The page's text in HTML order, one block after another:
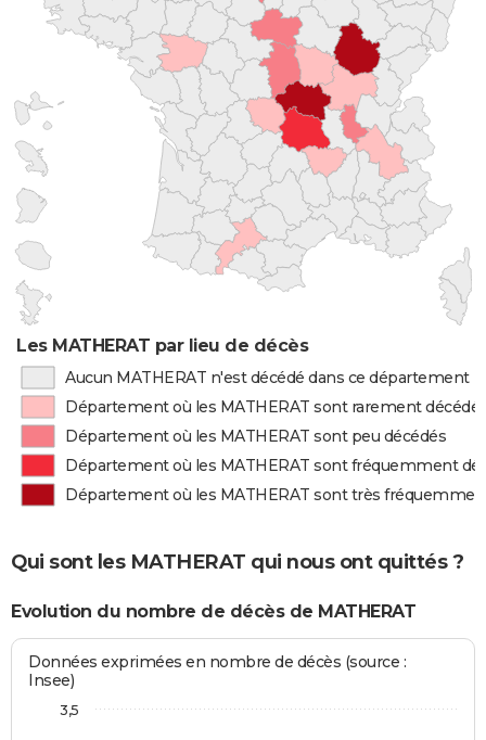
Les MATHERAT par lieu de décès
Aucun MATHERAT n'est décédé dans ce département
Département où les MATHERAT sont rarement
Département où les MATHERAT sont peu décédés
Département où les MATHERAT sont fréquemment
Département où les MATHERAT sont très
Qui sont les MATHERAT qui nous ont quittés ?
Evolution du nombre de décès de MATHERAT
Données exprimées en nombre de décès (source :
Insee)
3,5